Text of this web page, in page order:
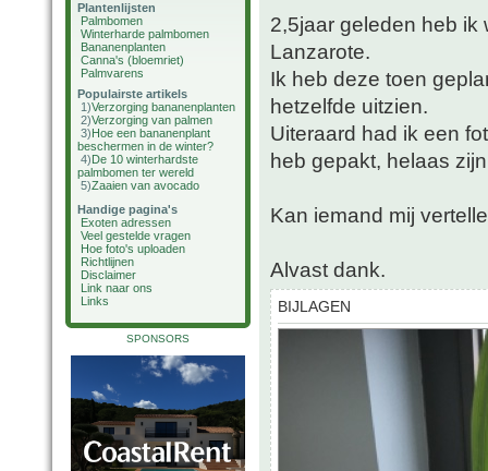
Plantenlijsten
Palmbomen
Winterharde palmbomen
Bananenplanten
Canna's (bloemriet)
Palmvarens
Populairste artikels
1)Verzorging bananenplanten
2)Verzorging van palmen
3)Hoe een bananenplant
beschermen in de winter?
4)De 10 winterhardste
palmbomen ter wereld
5)Zaaien van avocado
Handige pagina's
Exoten adressen
Veel gestelde vragen
Hoe foto's uploaden
Richtlijnen
Disclaimer
Link naar ons
Links
SPONSORS
2,5jaar geleden heb
Lanzarote.
Ik heb deze toen
hetzelfde uitzien.
Uiteraard had ik een
heb gepakt, helaas
Kan iemand mij
Alvast dank.
BIJLAGEN